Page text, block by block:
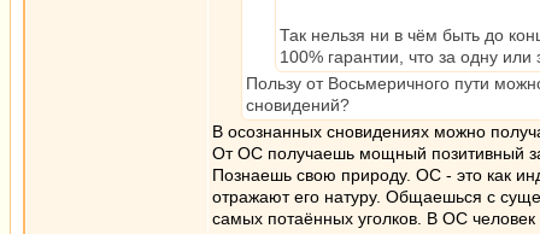
Так нельзя ни в чём быть до
100% гарантии, что за одну
Пользу от Восьмеричного пути
сновидений?
В осознанных сновидениях можно
От ОС получаешь мощный позитивный
Познаешь свою природу. ОС - это как
отражают его натуру. Общаешься с
самых потаённых уголков. В ОС человек